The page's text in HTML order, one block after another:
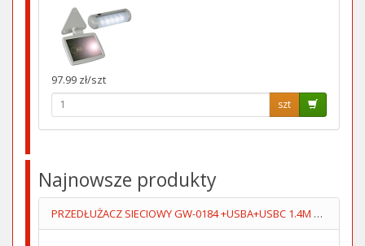
97.99 zł/szt
szt
Najnowsze produkty
PRZEDŁUŻACZ SIECIOWY GW-0184 +USBA+USBC 1.4M 3GN+WYŁĄCZNIK